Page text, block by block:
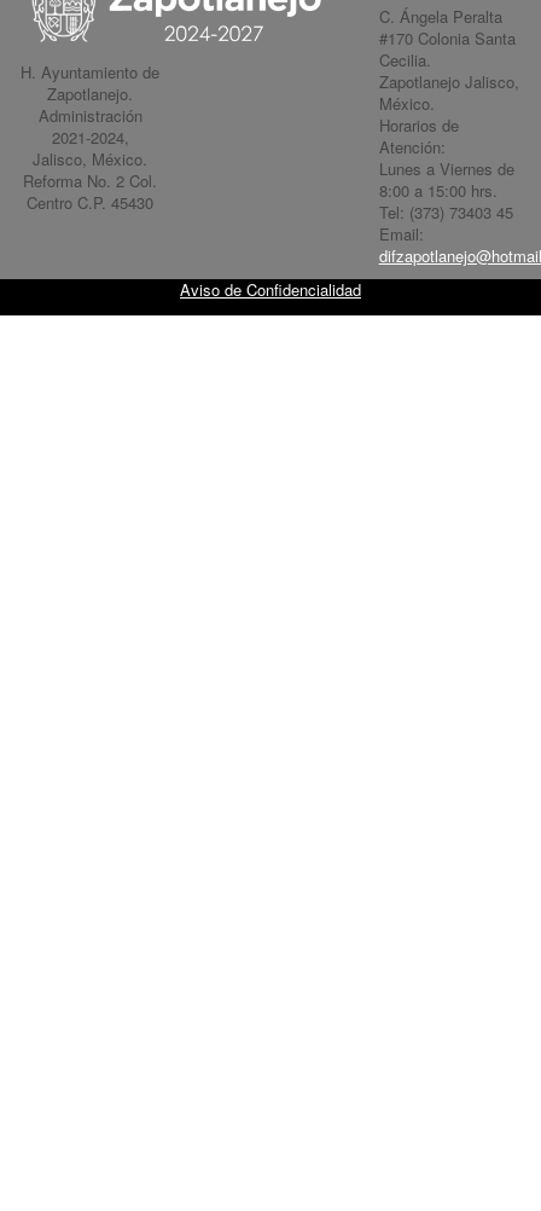
H. Ayuntamiento de
Zapotlanejo.
Administración
2021-2024,
Jalisco, México.
Reforma No. 2 Col.
Centro C.P. 45430
C. Ángela Peralta
#170 Colonia Santa
Cecilia.
Zapotlanejo Jalisco,
México.
Horarios de
Atención:
Lunes a Viernes de
8:00 a 15:00 hrs.
Tel: (373) 73403 45
Email:
Aviso de Confidencialidad